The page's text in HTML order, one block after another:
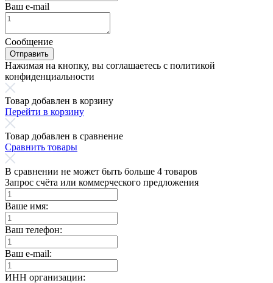
Ваш e-mail
Сообщение
Отправить
Нажимая на кнопку, вы соглашаетесь с политикой
конфиденциальности
Товар добавлен в корзину
Перейти в корзину
Товар добавлен в сравнение
Сравнить товары
В сравнении не может быть больше 4 товаров
Запрос счёта или коммерческого предложения
Ваше имя:
Ваш телефон:
Ваш e-mail:
ИНН организации: